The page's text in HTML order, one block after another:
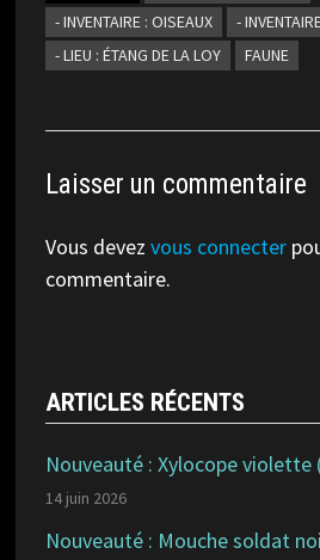
- INVENTAIRE : OISEAUX
-
- LIEU : ÉTANG DE LA LOY
FAUNE
Laisser un commentaire
Vous devez vous connecter
commentaire.
ARTICLES RÉCENTS
Nouveauté : Xylocope violette
14 juin 2026
Nouveauté : Mouche soldat